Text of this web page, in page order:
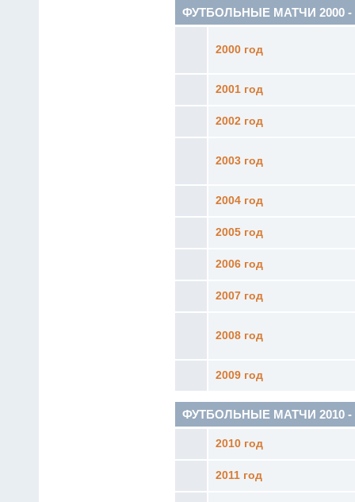
ФУТБОЛЬНЫЕ МАТЧИ 2000 -
2000 год
2001 год
2002 год
2003 год
2004 год
2005 год
2006 год
2007 год
2008 год
2009 год
ФУТБОЛЬНЫЕ МАТЧИ 2010 -
2010 год
2011 год